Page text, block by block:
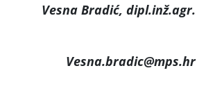
Vesna Bradić, dipl.inž.agr.
Vesna.bradic@mps.hr